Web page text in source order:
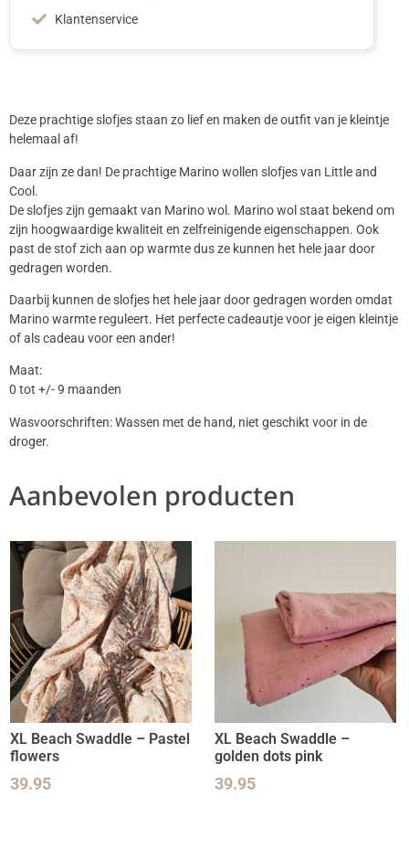
Klantenservice
Deze prachtige slofjes staan zo lief en maken de outfit van je kleintje
helemaal af!
Daar zijn ze dan! De prachtige Marino wollen slofjes van Little and
Cool.
De slofjes zijn gemaakt van Marino wol. Marino wol staat bekend om
zijn hoogwaardige kwaliteit en zelfreinigende eigenschappen. Ook
past de stof zich aan op warmte dus ze kunnen het hele jaar door
gedragen worden.
Daarbij kunnen de slofjes het hele jaar door gedragen worden omdat
Marino warmte reguleert. Het perfecte cadeautje voor je eigen kleintje
of als cadeau voor een ander!
Maat:
0 tot +/- 9 maanden
Wasvoorschriften: Wassen met de hand, niet geschikt voor in de
droger.
Aanbevolen producten
XL Beach Swaddle – Pastel
flowers
39.95
XL Beach Swaddle –
golden dots pink
39.95